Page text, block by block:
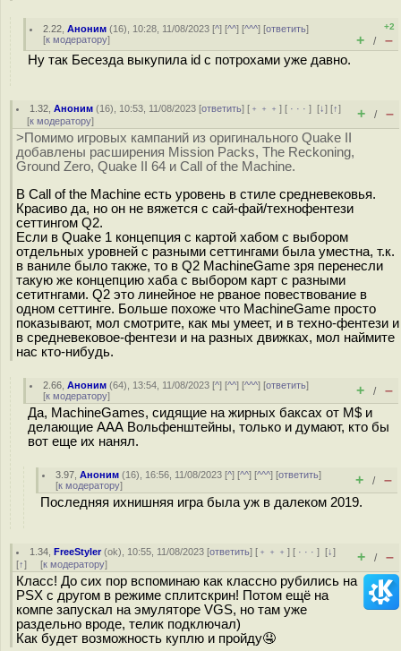
2.22 ,Аноним (16), 10:28, 11/08/2023 [^] [^^] [^^^] [ответить]
[к модератору]
+2
+ / –
Ну так Бесезда выкупила id с потрохами уже давно.
1.32 ,Аноним (16), 10:53, 11/08/2023 [ответить] [ ﹢﹢﹢] [ · · ·][↓] [↑]
[к модератору] + / –
>Помимо игровых кампаний из оригинального Quake II
добавлены расширения Mission Packs, The Reckoning,
Ground Zero, Quake II 64 и Call of the Machine.
В Call of the Machine есть уровень в стиле средневековья.
Красиво да, но он не вяжется с сай-фай/технофентези
сеттингом Q2.
Если в Quake 1 концепция с картой хабом с выбором
отдельных уровней с разными сеттингами была уместна, т.к.
в ваниле было также, то в Q2 MachineGame зря перенесли
такую же концепцию хаба с выбором карт с разными
сетитнгами. Q2 это линейное не рваное повествование в
одном сеттинге. Больше похоже что MachineGame просто
показывают, мол смотрите, как мы умеет, и в техно-фентези и
в средневековое-фентези и на разных движках, мол наймите
нас кто-нибудь.
2.66 ,Аноним (64), 13:54, 11/08/2023 [^] [^^] [^^^] [ответить]
[к модератору] + / –
Да, MachineGames, сидящие на жирных баксах от M$ и
делающие ААА Вольфенштейны, только и думают, кто бы
вот еще их нанял.
3.97 ,Аноним (16), 16:56, 11/08/2023 [^] [^^] [^^^] [ответить]
[к модератору] + / –
Последняя ихнишняя игра была уж в далеком 2019.
1.34 ,FreeStyler(ok), 10:55, 11/08/2023 [ответить] [ ﹢﹢﹢] [ · · ·][↓]
[↑] [к модератору] + / –
Класс! До сих пор вспоминаю как классно рубились на
PSX с другом в режиме сплитскрин! Потом ещё на
компе запускал на эмуляторе VGS, но там уже
раздельно вроде, телик подключал)
Как будет возможность куплю и пройду🤤